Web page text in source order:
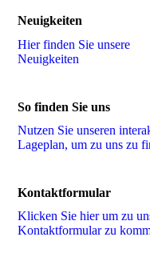
Neuigkeiten
Hier finden Sie unsere
Neuigkeiten
So finden Sie uns
Nutzen Sie unseren
La­ge­plan, um zu uns zu
Kontaktformular
Klicken Sie hier um zu
Kon­takt­for­mu­lar zu